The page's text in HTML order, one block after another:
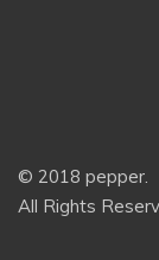
© 2018 pepper.
All Rights